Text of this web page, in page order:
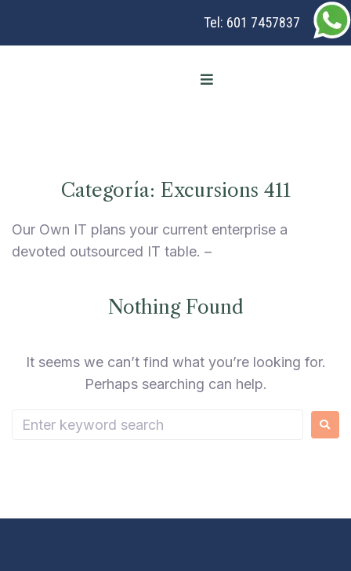
Tel: 601 7457837
Categoría: Excursions 411
Our Own IT plans your current enterprise a
devoted outsourced IT table. –
Nothing Found
It seems we can’t find what you’re looking for.
Perhaps searching can help.